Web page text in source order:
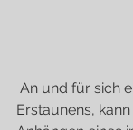
Erstaunens,